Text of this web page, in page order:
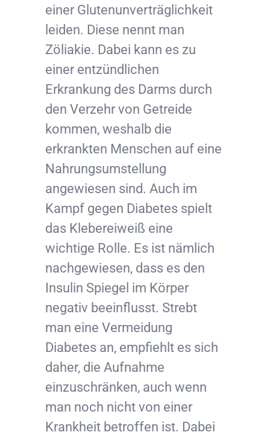
einer Glutenunverträglichkeit
leiden. Diese nennt man
Zöliakie. Dabei kann es zu
einer entzündlichen
Erkrankung des Darms durch
den Verzehr von Getreide
kommen, weshalb die
erkrankten Menschen auf eine
Nahrungsumstellung
angewiesen sind. Auch im
Kampf gegen Diabetes spielt
das Klebereiweiß eine
wichtige Rolle. Es ist nämlich
nachgewiesen, dass es den
Insulin Spiegel im Körper
negativ beeinflusst. Strebt
man eine Vermeidung
Diabetes an, empfiehlt es sich
daher, die Aufnahme
einzuschränken, auch wenn
man noch nicht von einer
Krankheit betroffen ist. Dabei